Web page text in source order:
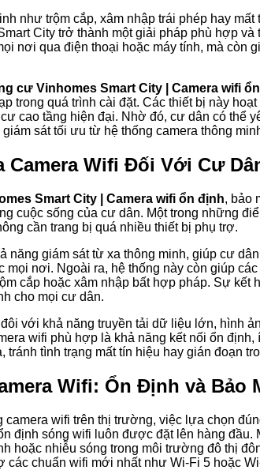
như trộm cắp, xâm nhập trái phép hay
City trở thành một giải pháp phù hợp
nơi qua điện thoại hoặc máy tính, mà còn
cư Vinhomes Smart City | Camera wifi
trong quá trình cài đặt. Các thiết bị này
cao tầng hiện đại. Nhờ đó, cư dân có thể
sát tối ưu từ hệ thống camera thông
Wifi Đối Với Cư
Smart City | Camera wifi ổn định, bảo
cuộc sống của cư dân. Một trong những
cần trang bị quá nhiều thiết bị phụ trợ.
năng giám sát từ xa thông minh, giúp cư
mọi nơi. Ngoài ra, hệ thống này còn giúp
cắp hoặc xâm nhập bất hợp pháp. Sự
cho mọi cư dân.
với khả năng truyền tải dữ liệu lớn, hình
wifi phù hợp là khả năng kết nối ổn
tình trạng mất tín hiệu hay gián đoạn
Wifi: Ổn Định và Bảo
wifi trên thị trường, việc lựa chọn
định sóng wifi luôn được đặt lên hàng
hoặc nhiễu sóng trong môi trường đô thị
các chuẩn wifi mới nhất như Wi-Fi 5 hoặc